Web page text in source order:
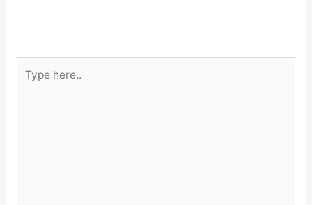
here..